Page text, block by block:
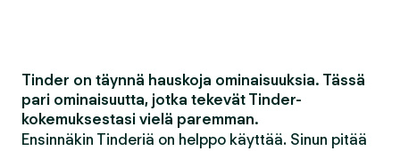
Tinder on täynnä hauskoja ominaisuuksia. Tässä
pari ominaisuutta, jotka tekevät Tinder-
kokemuksestasi vielä paremman.
Ensinnäkin Tinderiä on helppo käyttää. Sinun pitää